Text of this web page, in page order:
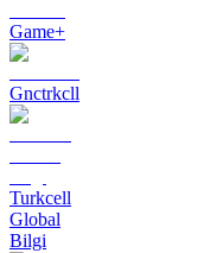
Game+
Gnctrkcll
Turkcell
Global
Bilgi